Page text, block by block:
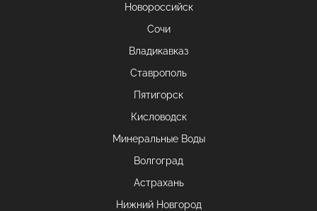
Новороссийск
Сочи
Владикавказ
Ставрополь
Пятигорск
Кисловодск
Минеральные Воды
Волгоград
Астрахань
Нижний Новгород